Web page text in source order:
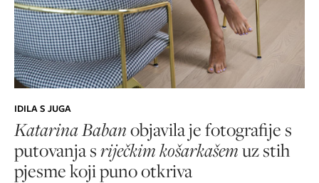
IDILA S JUGA
Katarina Babanobjavila je fotografije s
putovanja sriječkim košarkašemuz stih
pjesme koji puno otkriva